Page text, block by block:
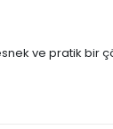
ve pratik bir